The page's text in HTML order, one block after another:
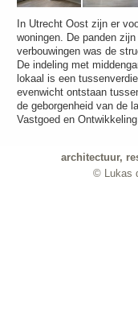
In Utrecht Oost zijn er
woningen. De panden
verbouwingen was de
De indeling met
lokaal is een
evenwicht ontstaan
de geborgenheid van de
Vastgoed en
architectuur,
© Lukas